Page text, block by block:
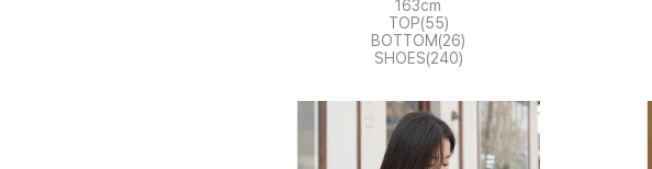
163cm
TOP(55)
BOTTOM(26)
SHOES(240)